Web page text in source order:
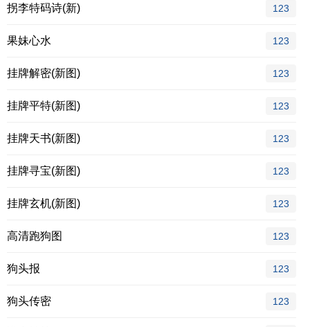
拐李特码诗(新) 123
果妹心水 123
挂牌解密(新图) 123
挂牌平特(新图) 123
挂牌天书(新图) 123
挂牌寻宝(新图) 123
挂牌玄机(新图) 123
高清跑狗图 123
狗头报 123
狗头传密 123